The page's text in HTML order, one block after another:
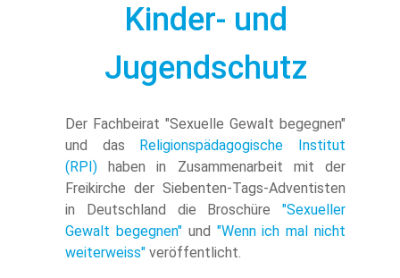
Kinder- und
Jugendschutz
Der Fachbeirat "Sexuelle Gewalt begegnen"
und das
Religionspädagogische Institut
(RPI) haben in Zusammenarbeit mit der
Freikirche der Siebenten-Tags-Adventisten
in Deutschland die Broschüre "Sexueller
Gewalt begegnen" und "Wenn ich mal nicht
weiterweiss" veröffentlicht.